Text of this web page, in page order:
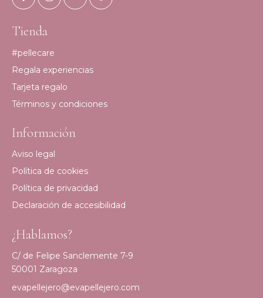
Tienda
#pellecare
Regala experiencias
Tarjeta regalo
Términos y condiciones
Información
Aviso legal
Política de cookies
Política de privacidad
Declaración de accesibilidad
¿Hablamos?
C/ de Felipe Sanclemente 7-9
50001 Zaragoza
evapellejero@evapellejero.com